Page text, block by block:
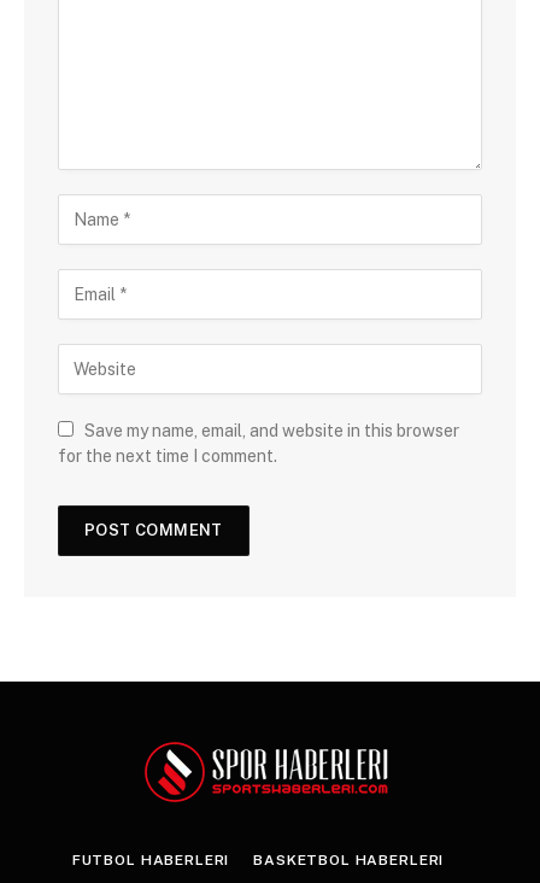
Save my name, email, and website in this browser
for the next time I comment.
FUTBOL HABERLERI BASKETBOL HABERLERI